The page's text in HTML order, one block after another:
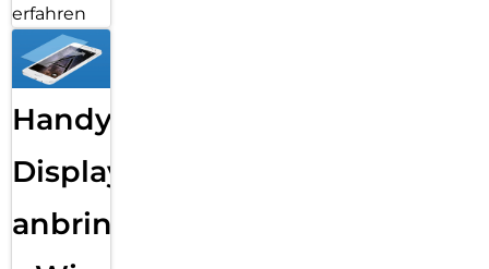
erfahren
Handy
Displayfolie
anbringen